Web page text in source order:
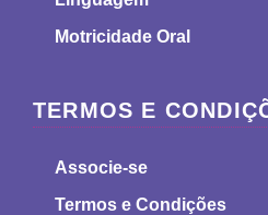
Motricidade Oral
TERMOS E
Associe-se
Termos e Condições